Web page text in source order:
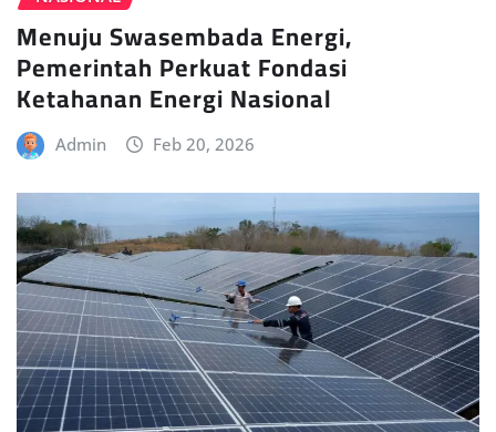
Menuju Swasembada Energi,
Pemerintah Perkuat Fondasi
Ketahanan Energi Nasional
Admin Feb 20, 2026